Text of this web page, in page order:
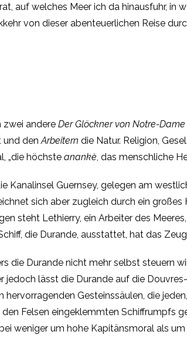
auf welches Meer ich da hinausfuhr, in
von dieser abenteuerlichen Reise
zwei andere Der Glöckner von Notre-Dame
und den Arbeitern die Natur. Religion,
„die höchste anankè , das menschliche
Guernsey, gelegen am
sich aber zugleich durch ein
steht Lethierry, ein Arbeiter des
die Durande, ausstattet, hat das
Durande nicht mehr selbst steuern
lässt die Durande auf die
Gesteinssäulen, die
Felsen eingeklemmten Schiffrumpfs
weniger um hohe Kapitänsmoral als